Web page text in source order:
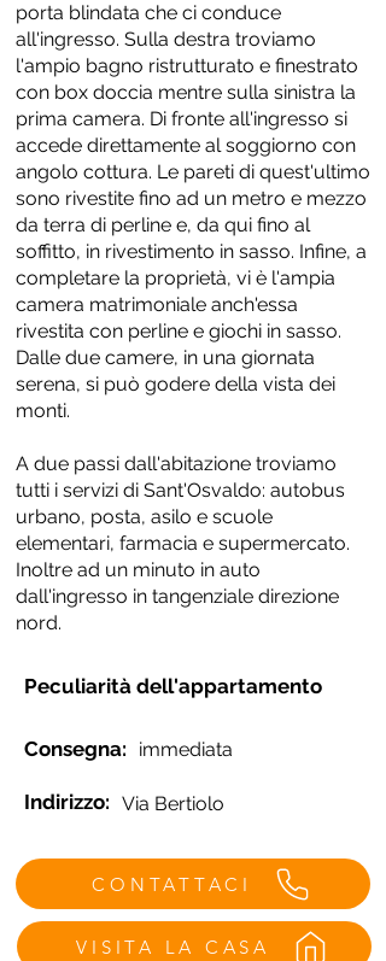
porta blindata che ci conduce
all'ingresso. Sulla destra troviamo
l'ampio bagno ristrutturato e finestrato
con box doccia mentre sulla sinistra la
prima camera. Di fronte all'ingresso si
accede direttamente al soggiorno con
angolo cottura. Le pareti di quest'ultimo
sono rivestite fino ad un metro e mezzo
da terra di perline e, da qui fino al
soffitto, in rivestimento in sasso. Infine, a
completare la proprietà, vi è l'ampia
camera matrimoniale anch'essa
rivestita con perline e giochi in sasso.
Dalle due camere, in una giornata
serena, si può godere della vista dei
monti.
A due passi dall'abitazione troviamo
tutti i servizi di Sant'Osvaldo: autobus
urbano, posta, asilo e scuole
elementari, farmacia e supermercato.
Inoltre ad un minuto in auto
dall'ingresso in tangenziale direzione
nord.
Peculiarità dell'appartamento
Via Bertiolo
immediata
Consegna:
Indirizzo:
CONTATTACI
VISITA LA CASA